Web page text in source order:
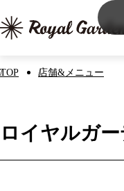
TOP 店舗&メニュー
ロイヤルガ